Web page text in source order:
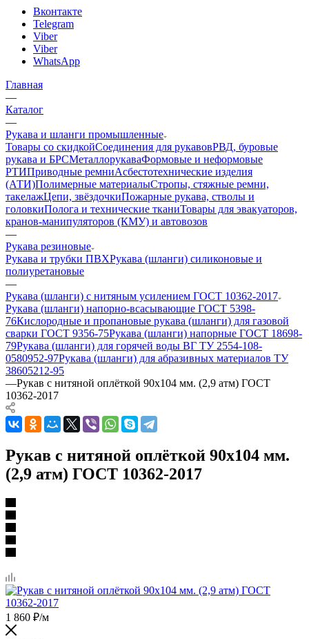
Вконтакте
Telegram
Viber
Viber
WhatsApp
Главная
—
Каталог
—
Рукава и шланги промышленные
Товары со скидкойСоединения для рукавовРВД, буровые
рукава и БРСМеталлорукаваФормовые и неформовые
РТИПриводные ремниАсбестотехнические изделия
(АТИ)Полимерные материалыСтропы, стяжные ремни,
такелажЦепи, звёздочкиПожарные рукава, стволы и
головкиПолога и технические тканиТовары для эвакуаторов,
кранов-манипуляторов (КМУ) и автовозов
—
Рукава резиновые
Рукава и трубки ПВХРукава (шланги) силиконовые и
полиуретановые
—
Рукава (шланги) с нитяным усилением ГОСТ 10362-2017
Рукава (шланги) напорно-всасывающие ГОСТ 5398-
76Кислородные и пропановые рукава (шланги) для газовой
сварки ГОСТ 9356-75Рукава (шланги) напорные ГОСТ 18698-
79Рукава (шланги) для горячей воды ВГ ТУ 2554-108-
0580952-97Рукава (шланги) для абразивных материалов ТУ
38605212-95
—Рукав с нитяной оплёткой 90х104 мм. (2,9 атм) ГОСТ
10362-2017
Рукав с нитяной оплёткой 90х104 мм.
(2,9 атм) ГОСТ 10362-2017
1 860 ₽/м